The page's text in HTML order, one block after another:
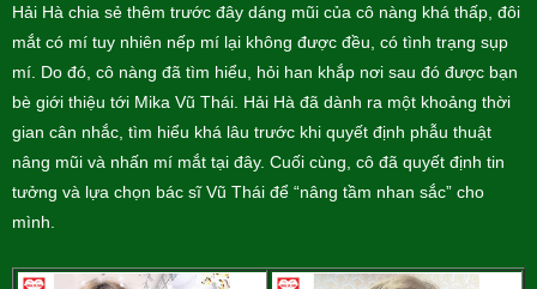
Hải Hà chia sẻ thêm trước đây dáng mũi của cô nàng khá thấp, đôi
mắt có mí tuy nhiên nếp mí lại không được đều, có tình trạng sụp
mí. Do đó, cô nàng đã tìm hiểu, hỏi han khắp nơi sau đó được bạn
bè giới thiệu tới Mika Vũ Thái. Hải Hà đã dành ra một khoảng thời
gian cân nhắc, tìm hiểu khá lâu trước khi quyết định phẫu thuật
nâng mũi và nhấn mí mắt tại đây. Cuối cùng, cô đã quyết định tin
tưởng và lựa chọn bác sĩ Vũ Thái để “nâng tầm nhan sắc” cho
mình.